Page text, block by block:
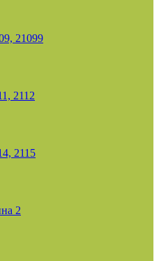
21099
2112
2115
2